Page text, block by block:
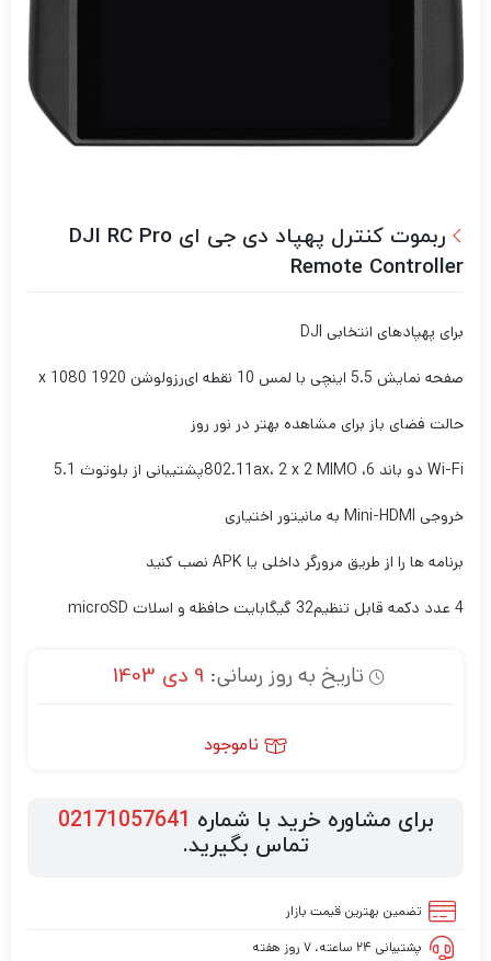
ربموت کنترل پهپاد دی جی ای DJI RC Pro
Remote Controller
برای پهپادهای انتخابی DJI
صفحه نمایش 5.5 اینچی با لمس 10 نقطه ای رزولوشن 1920 x 1080
حالت فضای باز برای مشاهده بهتر در نور روز
Wi-Fi دو باند 6، 802.11ax، 2 x 2 MIMO پشتیبانی از بلوتوث 5.1
خروجی Mini-HDMI به مانیتور اختیاری
برنامه ها را از طریق مرورگر داخلی یا APK نصب کنید
4 عدد دکمه قابل تنظیم 32 گیگابایت حافظه و اسلات microSD
تاریخ به روز رسانی: 9 دی 1403
ناموجود
برای مشاوره خرید با شماره 02171057641
تماس بگیرید.
تضمین بهترین قیمت بازار
پشتیبانی ۲۴ ساعته، ۷ روز هفته